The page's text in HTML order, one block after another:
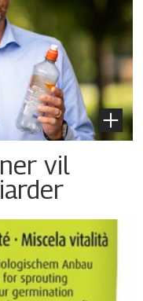
vil